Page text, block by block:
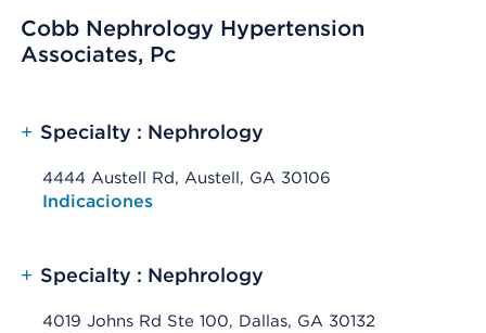
Cobb Nephrology Hypertension
Associates, Pc
+ Specialty : Nephrology
4444 Austell Rd, Austell, GA 30106
Opens native map application on mobile devices
Indicaciones
+ Specialty : Nephrology
4019 Johns Rd Ste 100, Dallas, GA 30132